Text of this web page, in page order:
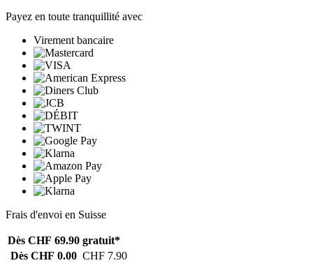
Payez en toute tranquillité avec
Virement bancaire
Frais d'envoi en Suisse
Dès CHF 69.90 gratuit*
Dès CHF 0.00 CHF 7.90